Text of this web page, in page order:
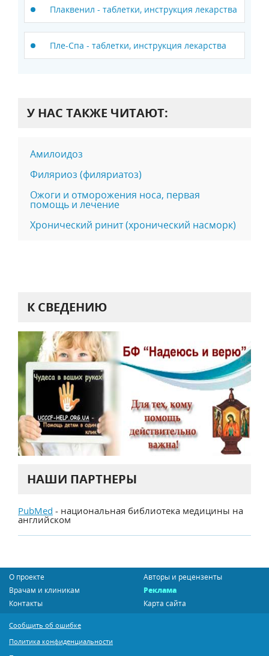
Плаквенил - таблетки, инструкция лекарства
Пле-Спа - таблетки, инструкция лекарства
У НАС ТАКЖЕ ЧИТАЮТ:
Амилоидоз
Филяриоз (филяриатоз)
Ожоги и отморожения носа, первая
помощь и лечение
Хронический ринит (хронический насморк)
К СВЕДЕНИЮ
НАШИ ПАРТНЕРЫ
PubMed - национальная библиотека медицины на
английском
О проекте
Авторы и рецензенты
Врачам и клиникам
Реклама
Контакты
Карта сайта
Сообщить об ошибке
Политика конфиденциальности